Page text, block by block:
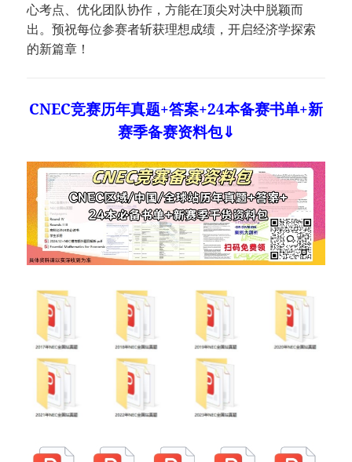
心考点、优化团队协作，方能在顶尖对决中脱颖而
出。预祝每位参赛者斩获理想成绩，开启经济学探索
的新篇章！
CNEC竞赛历年真题+答案+24本备赛书单+新
赛季备赛资料包⇓